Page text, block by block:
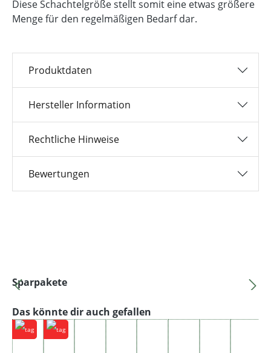
Diese Schachtelgröße stellt somit eine etwas größere
Menge für den regelmäßigen Bedarf dar.
Produktdaten
Hersteller Information
Rechtliche Hinweise
Bewertungen
Produktgalerie überspringen
Sparpakete
Produktgalerie überspringen
Das könnte dir auch gefallen